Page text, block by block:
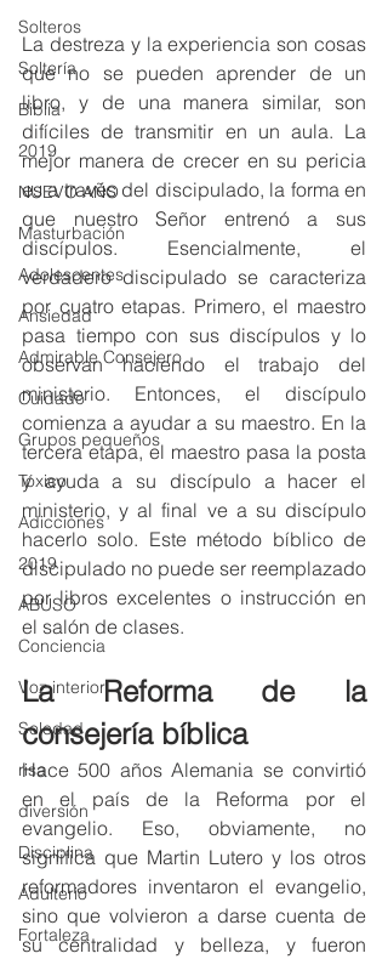
Solteros
Soltería
Biblia
2019
NUEVO AÑO
Masturbación
Adolescentes
Ansiedad
Admirable Consejero
Cuidado
Grupos pequeños
Tóxico
Adicciones
2019
ABUSO
Conciencia
Voz interior
Soledad
risa
diversión
Disciplina
Adulterio
Fortaleza
La destreza y la experiencia son cosas
que no se pueden aprender de un
libro, y de una manera similar, son
difíciles de transmitir en un aula. La
mejor manera de crecer en su pericia
es a través del discipulado, la forma en
que nuestro Señor entrenó a sus
discípulos. Esencialmente, el
verdadero discipulado se caracteriza
por cuatro etapas. Primero, el maestro
pasa tiempo con sus discípulos y lo
observan haciendo el trabajo del
ministerio. Entonces, el discípulo
comienza a ayudar a su maestro. En la
tercera etapa, el maestro pasa la posta
y ayuda a su discípulo a hacer el
ministerio, y al final ve a su discípulo
hacerlo solo. Este método bíblico de
discipulado no puede ser reemplazado
por libros excelentes o instrucción en
el salón de clases.
La Reforma de la
consejería bíblica
Hace 500 años Alemania se convirtió
en el país de la Reforma por el
evangelio. Eso, obviamente, no
significa que Martin Lutero y los otros
reformadores inventaron el evangelio,
sino que volvieron a darse cuenta de
su centralidad y belleza, y fueron